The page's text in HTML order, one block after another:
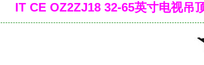
IT CE OZ2ZJ18 32-65英寸电视吊